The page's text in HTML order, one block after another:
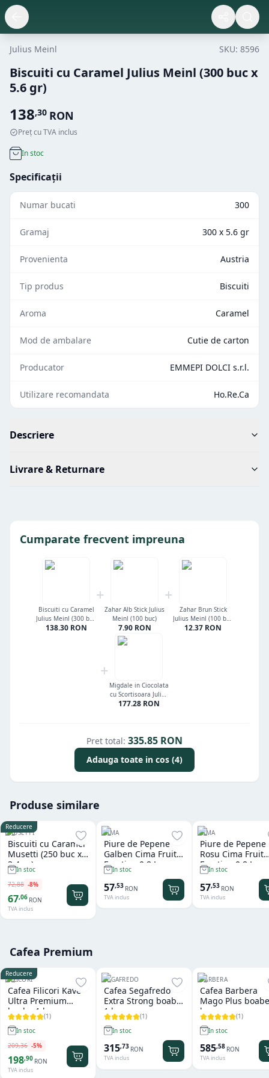
Julius Meinl SKU: 8596
Biscuiti cu Caramel Julius Meinl (300 buc x
5.6 gr)
138,30 RON
Preț cu TVA inclus
In stoc
Specificații
Numar bucati 300
Gramaj 300 x 5.6 gr
Provenienta Austria
Tip produs Biscuiti
Aroma Caramel
Mod de ambalare Cutie de carton
Producator EMMEPI DOLCI s.r.l.
Utilizare recomandata Ho.Re.Ca
Descriere
Livrare & Returnare
Cumparate frecvent impreuna
Biscuiti cu Caramel
Julius Meinl (300 buc
x 5.6 gr)
138.30RON
+
Zahar Alb Stick Julius
Meinl (100 buc)
7.90RON
+
Zahar Brun Stick
Julius Meinl (100 buc
x 3.6 gr)
12.37 RON
+
Migdale in Ciocolata
cu Scortisoara Julius
Meinl 250 buc
177.28RON
Pret total: 335.85 RON
Adauga toate in cos (4)
Produse similare
Reducere
MUSETTI
Biscuiti cu Caramel
Musetti (250 buc x
3.4 gr)
In stoc
72,88 -8%
67,06 RON
TVA inclus
CIMA
Piure de Pepene
Galben Cima Fruit
Emotion 0.8 L
In stoc
57,53 RON
TVA inclus
CIMA
Piure de Pepene
Rosu Cima Fruit
Emotion 0.8 L
In stoc
57,53 RON
TVA inclus
Cafea Premium
Reducere
FILICORI
Cafea Filicori Kave
Ultra Premium
boabe 1 kg
(1)
In stoc
209,36 -5%
198,90 RON
TVA inclus
SEGAFREDO
Cafea Segafredo
Extra Strong boabe
1 kg
(1)
In stoc
315,73 RON
TVA inclus
BARBERA
Cafea Barbera
Mago Plus
kg
(1)
In stoc
585,58 RON
TVA inclus